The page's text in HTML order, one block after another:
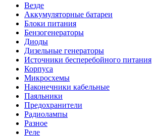
Везде
Аккумуляторные батареи
Блоки питания
Бензогенераторы
Диоды
Дизельные генераторы
Источники бесперебойного питания
Корпуса
Микросхемы
Наконечники кабельные
Паяльники
Предохранители
Радиолампы
Разное
Реле